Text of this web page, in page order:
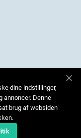
dine indstillinger,
annoncer. Denne
brug af websiden